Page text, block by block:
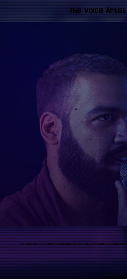
The Voice Artist
Our team of renowned teachers will prepare you to conquer your space in the job market.